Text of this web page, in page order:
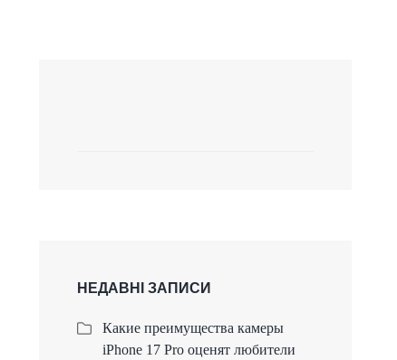
НЕДАВНІ ЗАПИСИ
Какие преимущества камеры
iPhone 17 Pro оценят любители